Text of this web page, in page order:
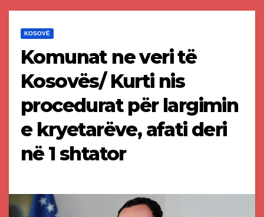
KOSOVË
Komunat ne veri të
Kosovës/ Kurti nis
procedurat për largimin
e kryetarëve, afati deri
në 1 shtator